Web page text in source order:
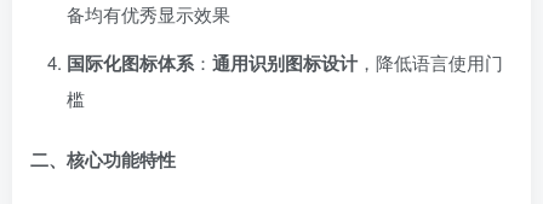
备均有优秀显示效果
国际化图标体系 ： 通用识别图标设计，降低语言使用门
槛
二、核心功能特性